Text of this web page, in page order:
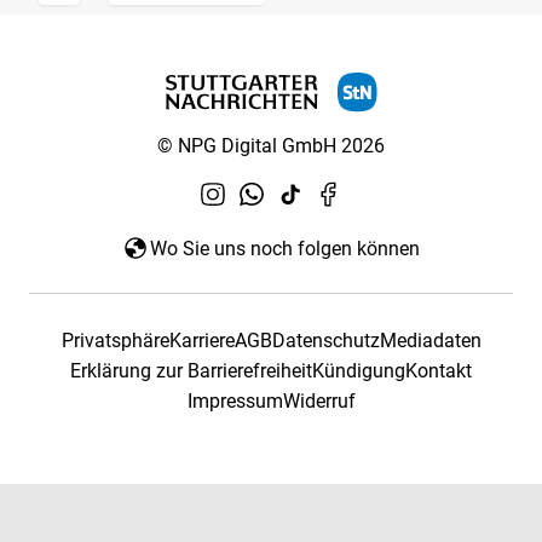
© NPG Digital GmbH 2026
Wo Sie uns noch folgen können
PrivatsphäreKarriereAGBDatenschutzMediadaten
Erklärung zur BarrierefreiheitKündigungKontakt
ImpressumWiderruf